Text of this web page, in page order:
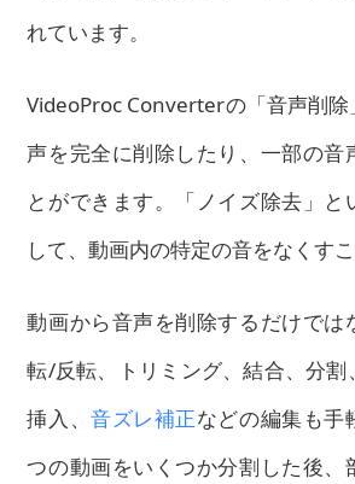
れています。
VideoProc Converterの「音声削除
声を完全に削除したり、一部の音
とができます。「ノイズ除去」と
して、動画内の特定の音をなくす
動画から音声を削除するだけでは
転/反転、トリミング、結合、分割
挿入、音ズレ補正などの編集も手
つの動画をいくつか分割した後、